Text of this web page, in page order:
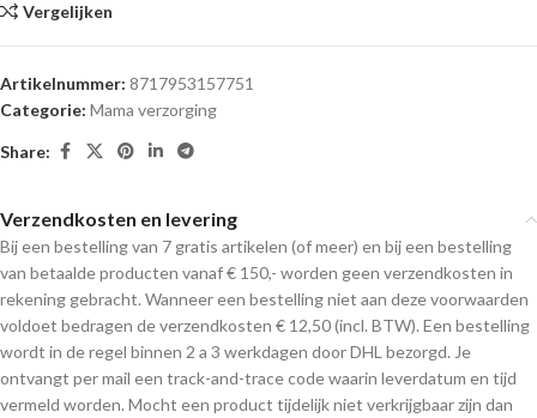
Vergelijken
Artikelnummer: 8717953157751
Categorie: Mama verzorging
Share:
Verzendkosten en levering
Bij een bestelling van 7 gratis artikelen (of meer) en bij een bestelling
van betaalde producten vanaf € 150,- worden geen verzendkosten in
rekening gebracht. Wanneer een bestelling niet aan deze voorwaarden
voldoet bedragen de verzendkosten € 12,50 (incl. BTW). Een bestelling
wordt in de regel binnen 2 a 3 werkdagen door DHL bezorgd. Je
ontvangt per mail een track-and-trace code waarin leverdatum en tijd
vermeld worden. Mocht een product tijdelijk niet verkrijgbaar zijn dan